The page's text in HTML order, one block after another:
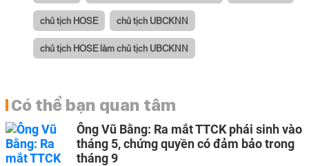
chủ tịch HOSE chủ tịch UBCKNN
chủ tịch HOSE làm chủ tịch UBCKNN
Có thể bạn quan tâm
Ông Vũ Bằng: Ra mắt TTCK phái sinh vào
tháng 5, chứng quyền có đảm bảo trong
tháng 9